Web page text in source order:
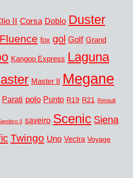
II Corsa Doblo Duster
Fluence fox gol Golf Grand
Kangoo Express Laguna
Master II Megane
Parati polo Punto R19 R21 Renault
II saveiro Scenic Siena
Twingo Uno Vectra Voyage